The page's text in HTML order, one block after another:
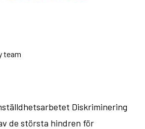
team
Diskriminering
de största hindren för